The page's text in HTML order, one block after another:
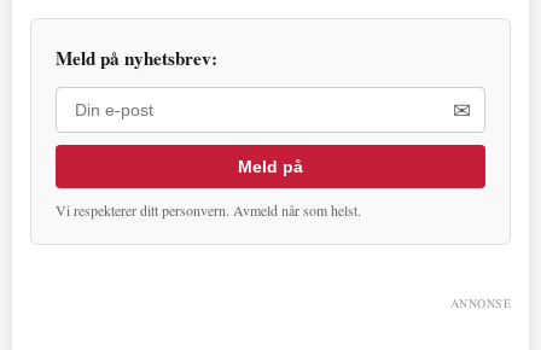
Meld på nyhetsbrev:
✉
Meld på
Vi respekterer ditt personvern. Avmeld når som helst.
ANNONSE